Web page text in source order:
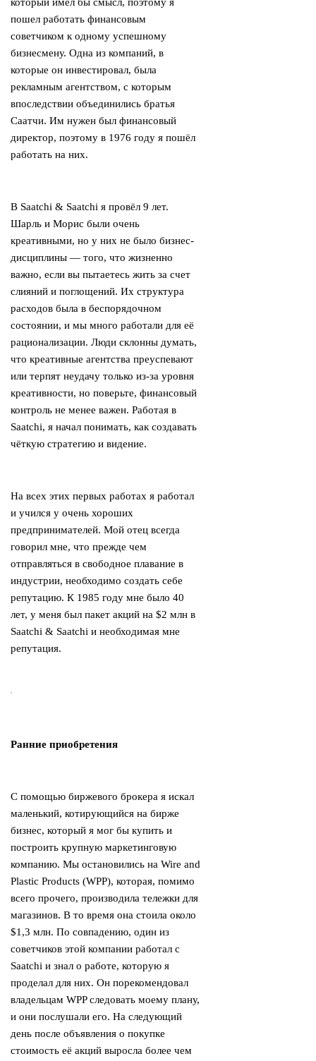
пошел работать финансовым
советчиком к одному успешному
бизнесмену. Одна из компаний, в
которые он инвестировал, была
рекламным агентством, с которым
впоследствии объединились братья
Саатчи. Им нужен был финансовый
директор, поэтому в 1976 году я пошёл
работать на них.
В Saatchi & Saatchi я провёл 9 лет.
Шарль и Морис были очень
креативными, но у них не было бизнес-
дисциплины — того, что жизненно
важно, если вы пытаетесь жить за счет
слияний и поглощений. Их структура
расходов была в беспорядочном
состоянии, и мы много работали для её
рационализации. Люди склонны думать,
что креативные агентства преуспевают
или терпят неудачу только из-за уровня
креативности, но поверьте, финансовый
контроль не менее важен. Работая в
Saatchi, я начал понимать, как создавать
чёткую стратегию и видение.
На всех этих первых работах я работал
и учился у очень хороших
предпринимателей. Мой отец всегда
говорил мне, что прежде чем
отправляться в свободное плавание в
индустрии, необходимо создать себе
репутацию. К 1985 году мне было 40
лет, у меня был пакет акций на $2 млн в
Saatchi & Saatchi и необходимая мне
репутация.
Ранние приобретения
С помощью биржевого брокера я искал
маленький, котирующийся на бирже
бизнес, который я мог бы купить и
построить крупную маркетинговую
компанию. Мы остановились на Wire and
Plastic Products (WPP), которая, помимо
всего прочего, производила тележки для
магазинов. В то время она стоила около
$1,3 млн. По совпадению, один из
советчиков этой компании работал с
Saatchi и знал о работе, которую я
проделал для них. Он порекомендовал
владельцам WPP следовать моему плану,
и они послушали его. На следующий
день после объявления о покупке
стоимость её акций выросла более чем